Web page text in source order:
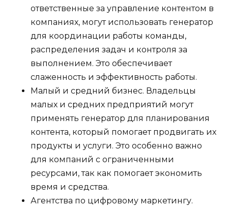
ответственные за управление контентом в
компаниях, могут использовать генератор
для координации работы команды,
распределения задач и контроля за
выполнением. Это обеспечивает
слаженность и эффективность работы.
Малый и средний бизнес. Владельцы
малых и средних предприятий могут
применять генератор для планирования
контента, который помогает продвигать их
продукты и услуги. Это особенно важно
для компаний с ограниченными
ресурсами, так как помогает экономить
время и средства.
Агентства по цифровому маркетингу.